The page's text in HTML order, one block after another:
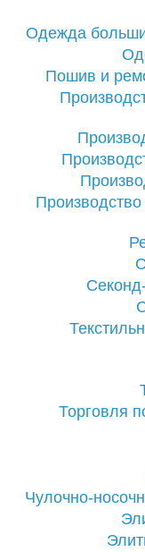
Одежда
Пошив и
Торговля
Чулочно-